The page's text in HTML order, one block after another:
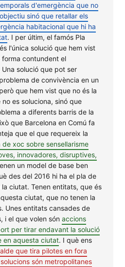
d'emergència que no
sinó que retallar els
habitacional que hi ha
. I per últim, el famós Pla
l'única solució que hem vist
contundent el
Una solució que pot ser
de convivència en un
que hem vist que no és la
es soluciona, sinó que
a diferents barris de la
que Barcelona en Comú fa
que el que requereix la
de xoc sobre sensellarisme
innovadores, disruptives,
un model de base ben
des del 2016 hi ha el pla de
la ciutat. Tenen entitats, que és
ciutat, que no tenen la
Unes entitats cansades de
i el que volen són accions
per tirar endavant la solució
en aquesta ciutat. I què ens
que tira pilotes en fora
són metropolitanes